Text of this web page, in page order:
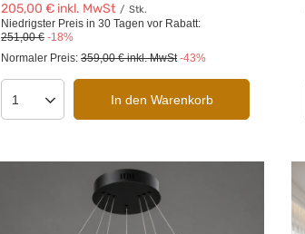
205,00 € inkl. MwSt / Stk.
Niedrigster Preis in 30 Tagen vor Rabatt:
251,00 € -18%
Normaler Preis: 359,00 €inkl. MwSt -43%
In den Warenkorb